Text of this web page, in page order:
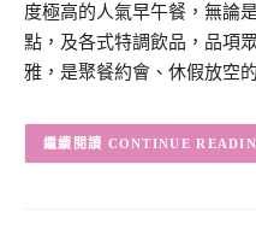
度極高的人氣早午餐，無論
點，及各式特調飲品，品項
雅，是聚餐約會、休假放空
CONTINUE